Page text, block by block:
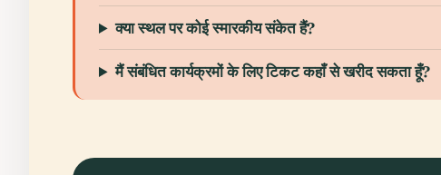
क्या स्थल पर कोई स्मारकीय संकेत हैं?
मैं संबंधित कार्यक्रमों के लिए टिकट कहाँ से खरीद सकता हूँ?